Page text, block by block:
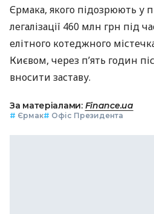
Єрмака, якого підозрюють у
легалізації 460 млн грн під
елітного котеджного
Києвом, через п’ять годин
вносити заставу.
За матеріалами: Finance.ua
# Єрмак# Офіс Президента